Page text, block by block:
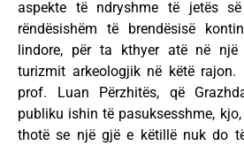
aspekte të ndryshme të jetës
rëndësishëm të brendësisë
lindore, për ta kthyer atë në një
turizmit arkeologjik në këtë rajon.
prof. Luan Përzhitës, që
publiku ishin të pasuksesshme,
thotë se një gjë e këtillë nuk do